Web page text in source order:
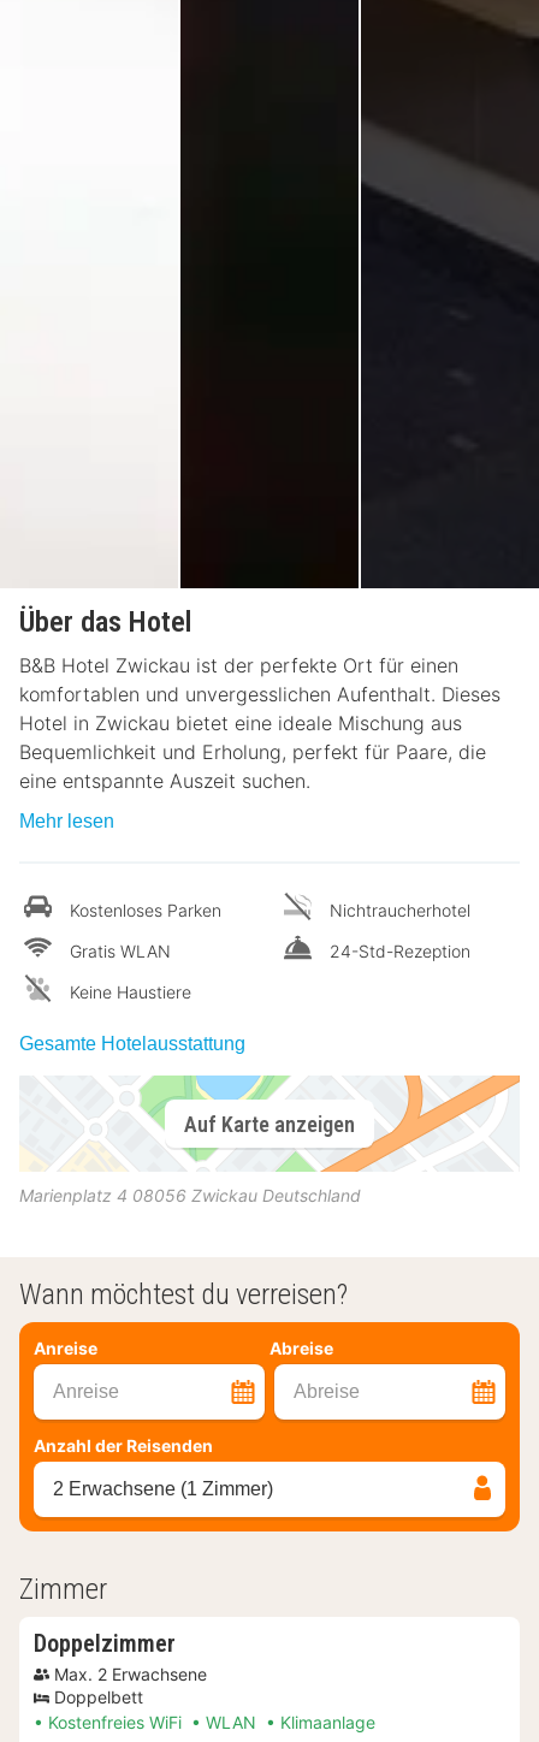
Über das Hotel
B&B Hotel Zwickau ist der perfekte Ort für einen
komfortablen und unvergesslichen Aufenthalt. Dieses
Hotel in Zwickau bietet eine ideale Mischung aus
Bequemlichkeit und Erholung, perfekt für Paare, die
eine entspannte Auszeit suchen.
Mehr lesen
Kostenloses Parken
Gratis WLAN
Keine Haustiere
Nichtraucherhotel
24-Std-Rezeption
Gesamte Hotelausstattung
Auf Karte anzeigen
Marienplatz 4 08056 Zwickau Deutschland
Wann möchtest du verreisen?
Anreise Abreise
Anreise Abreise
Anzahl der Reisenden
2 Erwachsene (1 Zimmer)
Zimmer
Doppelzimmer
Max. 2 Erwachsene
Doppelbett
Kostenfreies WiFi
WLAN Klimaanlage